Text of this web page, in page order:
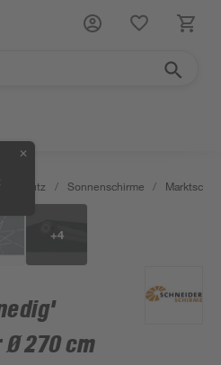
✕
/ Sonnenschirme /
+4
270 cm